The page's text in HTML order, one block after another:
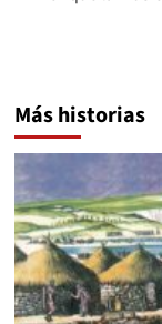
Más historias